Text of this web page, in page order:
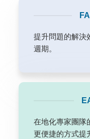
提升問題的解決
週期。
在地化專家團隊
更便捷的方式提